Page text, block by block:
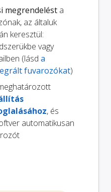
megrendelést a
az általuk
keresztül:
vagy
(lásd a
fuvarozókat)
, és
automatikusan